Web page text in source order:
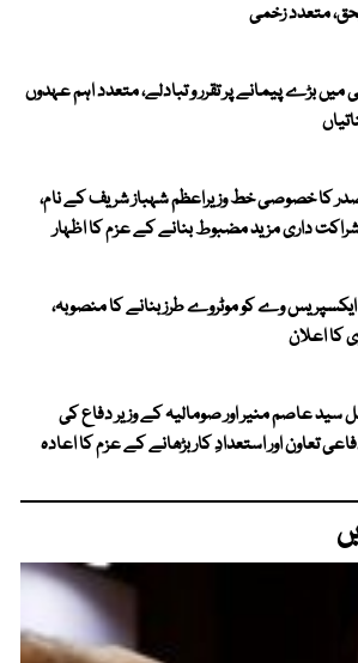
متعدد زخمی
میں بڑے پیمانے پر تقرر و تبادلے، متعدد اہم عہدوں
کا خصوصی خط وزیراعظم شہباز شریف کے نام،
داری مزید مضبوط بنانے کے عزم کا اظہار
ایکسپریس وے کو موٹروے طرز بنانے کا منصوبہ،
کا اعلان
سید عاصم منیر اور صومالیہ کے وزیر دفاع کی
تعاون اور استعدادِ کار بڑھانے کے عزم کا اعادہ